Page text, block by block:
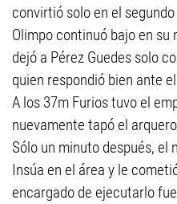
convirtió solo en el
Olimpo continuó bajo en su
dejó a Pérez Guedes solo
quien respondió bien ante
A los 37m Furios tuvo el
nuevamente tapó el
Sólo un minuto después, el
Insúa en el área y le
encargado de ejecutarlo